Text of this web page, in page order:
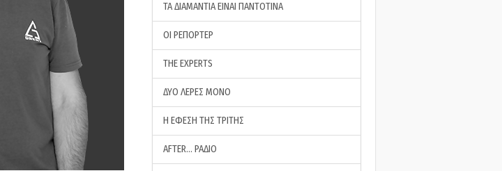
ΤΑ ΔΙΑΜΑΝΤΙΑ ΕΙΝΑΙ ΠΑΝΤΟΤΙΝΑ
ΟΙ ΡΕΠΟΡΤΕΡ
THE EXPERTS
ΔΥΟ ΛΕΡΕΣ ΜΟΝΟ
Η ΕΦΕΣΗ ΤΗΣ ΤΡΙΤΗΣ
AFTER… ΡΑΔΙΟ